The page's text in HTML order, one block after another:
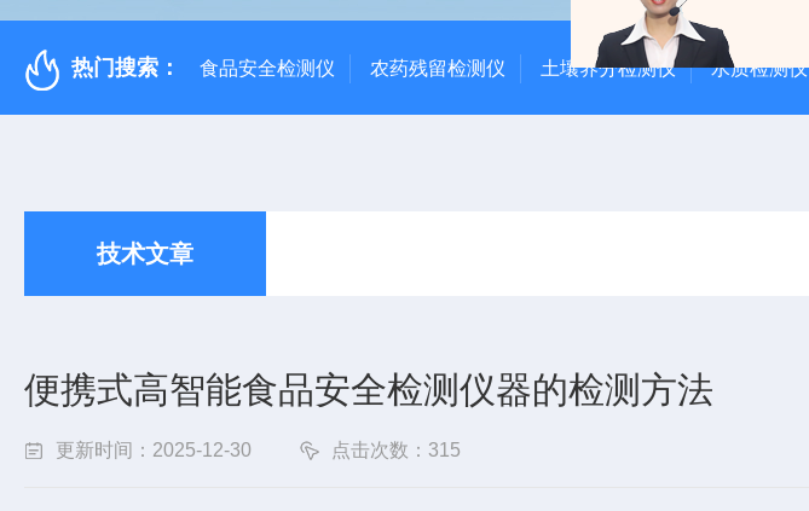
热门搜索： 食品安全检测仪 农药残留检测仪 土壤养分检测仪 水质检测仪
技术文章
便携式高智能食品安全检测仪器的检测方法
更新时间：2025-12-30 点击次数：315